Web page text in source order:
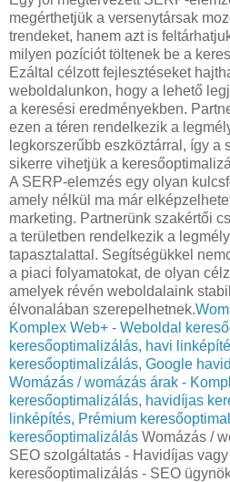
megérthetjük a versenytársak
trendeket, hanem azt is
milyen pozíciót töltenek be a
Ezáltal célzott fejlesztéseket
weboldalunkon, hogy a lehető
a keresési eredményekben.
ezen a téren rendelkezik a
legkorszerűbb eszköztárral, így a
sikerre vihetjük a
A SERP-elemzés egy olyan
amely nélkül ma már
marketing. Partnerünk szakértői
a területben rendelkezik a
tapasztalattal. Segítségükkel
a piaci folyamatokat, de olyan
amelyek révén weboldalaink
élvonalában szerepelhetnek.
Komplex Web+ - Weboldal
keresőoptimalizálás, havi
keresőoptimalizálás, Google
Womázás / womázás árak -
keresőoptimalizálás, havidíjas
linképítés, Prémium
keresőoptimalizálás Womázás /
SEO szolgáltatás - Havidíjas
keresőoptimalizálás - SEO